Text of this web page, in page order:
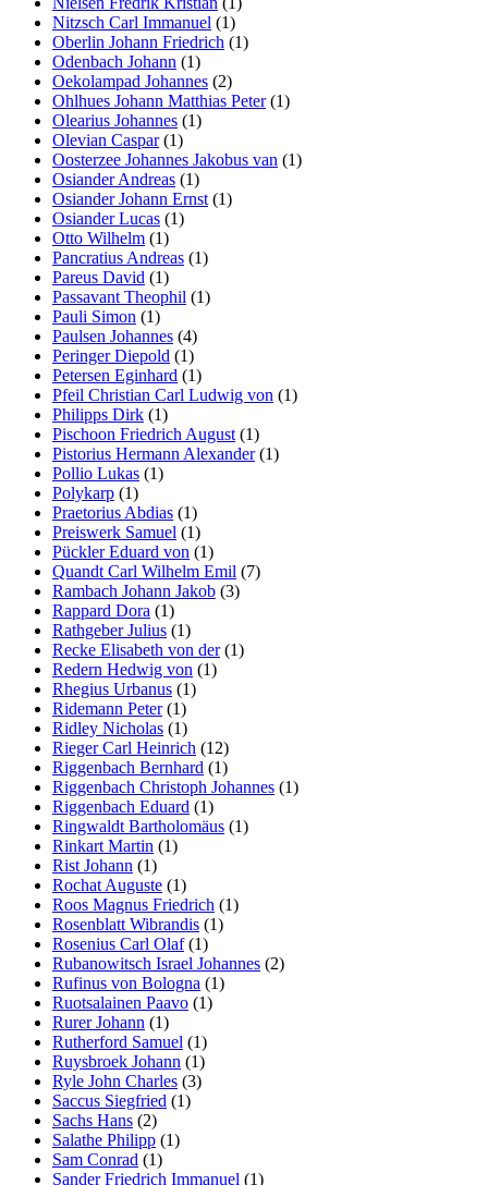
Nitzsch Carl Immanuel (1)
Oberlin Johann Friedrich (1)
Odenbach Johann (1)
Oekolampad Johannes (2)
Ohlhues Johann Matthias Peter(1)
Olearius Johannes (1)
Olevian Caspar(1)
Oosterzee Johannes Jakobus van (1)
Osiander Andreas (1)
Osiander Johann Ernst (1)
Osiander Lucas (1)
Otto Wilhelm (1)
Pancratius Andreas (1)
Pareus David (1)
Passavant Theophil (1)
Pauli Simon (1)
Paulsen Johannes (4)
Peringer Diepold (1)
Petersen Eginhard (1)
Pfeil Christian Carl Ludwig von (1)
Philipps Dirk (1)
Pischoon Friedrich August (1)
Pistorius Hermann Alexander(1)
Pollio Lukas (1)
Polykarp (1)
Praetorius Abdias (1)
Preiswerk Samuel (1)
Pückler Eduard von (1)
Quandt Carl Wilhelm Emil (7)
Rambach Johann Jakob (3)
Rappard Dora (1)
Rathgeber Julius (1)
Recke Elisabeth von der(1)
Redern Hedwig von (1)
Rhegius Urbanus (1)
Ridemann Peter(1)
Ridley Nicholas (1)
Rieger Carl Heinrich (12)
Riggenbach Bernhard (1)
Riggenbach Christoph Johannes (1)
Riggenbach Eduard (1)
Ringwaldt Bartholomäus (1)
Rinkart Martin (1)
Rist Johann (1)
Rochat Auguste (1)
Roos Magnus Friedrich (1)
Rosenblatt Wibrandis (1)
Rosenius Carl Olaf(1)
Rubanowitsch Israel Johannes (2)
Rufinus von Bologna (1)
Ruotsalainen Paavo (1)
Rurer Johann (1)
Rutherford Samuel (1)
Ruysbroek Johann (1)
Ryle John Charles (3)
Saccus Siegfried (1)
Sachs Hans (2)
Salathe Philipp (1)
Sam Conrad (1)
Sander Friedrich Immanuel (1)